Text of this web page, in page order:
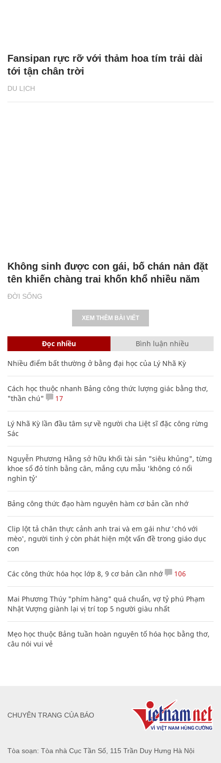
DU LỊCH
Fansipan rực rỡ với thảm hoa tím trải dài
tới tận chân trời
ĐỜI SỐNG
Không sinh được con gái, bố chán nản đặt
tên khiến chàng trai khốn khổ nhiều năm
XEM THÊM BÀI VIẾT
Đọc nhiều Bình luận nhiều
Nhiều điểm bất thường ở bằng đại học của Lý Nhã Kỳ
Cách học thuộc nhanh Bảng công thức lượng giác bằng thơ,
"thần chú"
17
Lý Nhã Kỳ lần đầu tâm sự về người cha Liệt sĩ đặc công rừng
Sác
Nguyễn Phương Hằng sở hữu khối tài sản "siêu khủng", từng
khoe sổ đỏ tính bằng cân, mắng cựu mẫu 'không có nổi
nghìn tỷ'
Bảng công thức đạo hàm nguyên hàm cơ bản cần nhớ
Clip lột tả chân thực cảnh anh trai và em gái như 'chó với
mèo', người tinh ý còn phát hiện một vấn đề trong giáo dục
con
Các công thức hóa học lớp 8, 9 cơ bản cần nhớ 106
Mai Phương Thúy "phím hàng" quá chuẩn, vợ tỷ phú Phạm
Nhật Vượng giành lại vị trí top 5 người giàu nhất
Mẹo học thuộc Bảng tuần hoàn nguyên tố hóa học bằng thơ,
câu nói vui vẻ
Tòa soạn: Tòa nhà Cục Tần Số, 115 Trần Duy Hưng Hà Nội
CHUYÊN TRANG CỦA BÁO